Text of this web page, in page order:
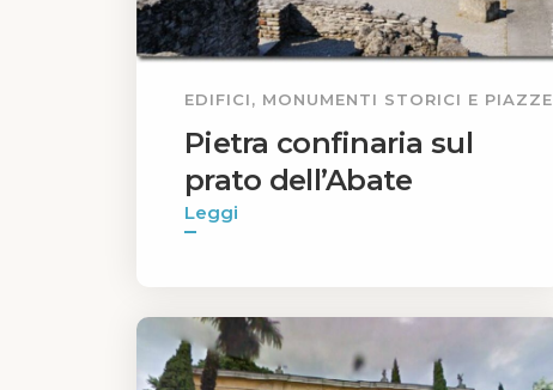
EDIFICI, MONUMENTI STORICI E PIAZZE
Pietra confinaria sul
prato dell’Abate
Leggi